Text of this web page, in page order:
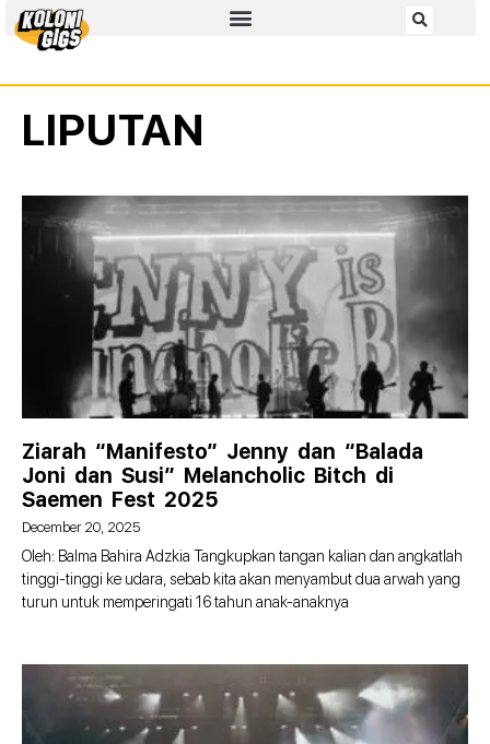
LIPUTAN
Ziarah “Manifesto” Jenny dan “Balada
Joni dan Susi” Melancholic Bitch di
Saemen Fest 2025
December 20, 2025
Oleh: Balma Bahira Adzkia Tangkupkan tangan kalian dan angkatlah
tinggi-tinggi ke udara, sebab kita akan menyambut dua arwah yang
turun untuk memperingati 16 tahun anak-anaknya